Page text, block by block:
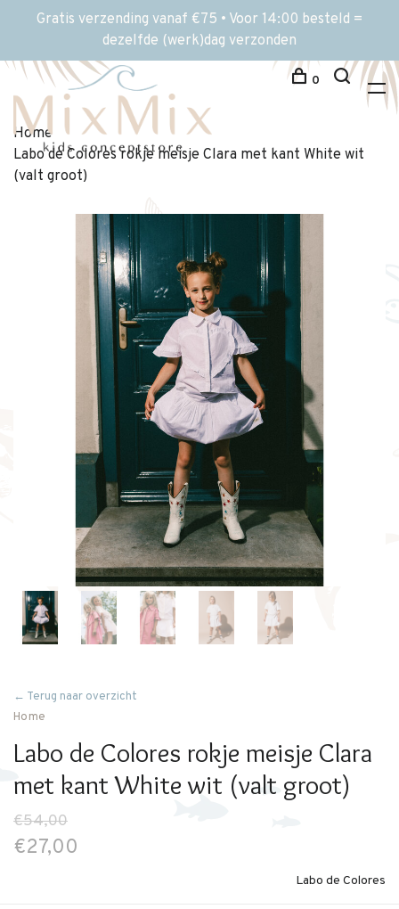
Gratis verzending vanaf €75 • Voor 14:00 besteld =
dezelfde (werk)dag verzonden
0
Home
Labo de Colores rokje meisje Clara met kant White wit
(valt groot)
← Terug naar overzicht
Home
Labo de Colores rokje meisje Clara
met kant White wit (valt groot)
€54,00
€27,00
Labo de Colores